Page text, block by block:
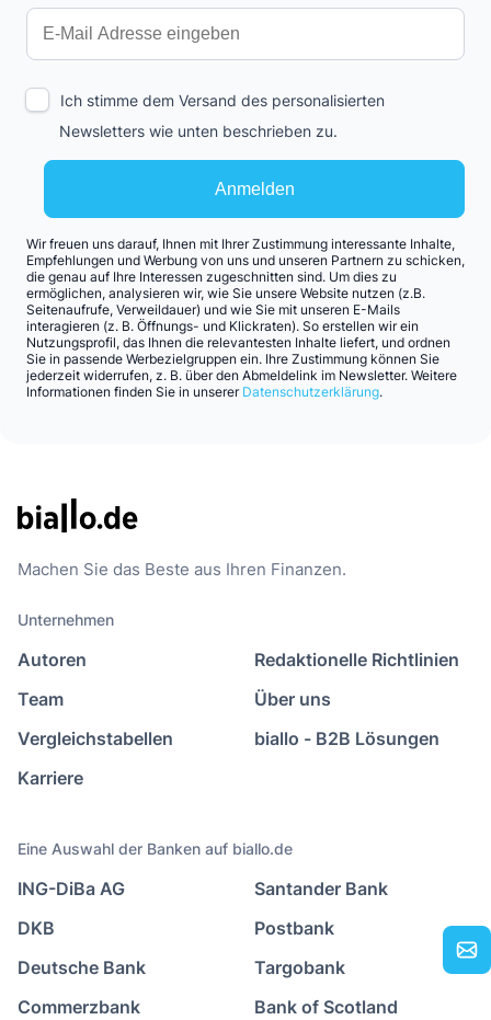
Anmelden
Ich stimme dem Versand des personalisierten
Newsletters wie unten beschrieben zu.
Wir freuen uns darauf, Ihnen mit Ihrer Zustimmung interessante Inhalte,
Empfehlungen und Werbung von uns und unseren Partnern zu schicken,
die genau auf Ihre Interessen zugeschnitten sind. Um dies zu
ermöglichen, analysieren wir, wie Sie unsere Website nutzen (z.B.
Seitenaufrufe, Verweildauer) und wie Sie mit unseren E-Mails
interagieren (z. B. Öffnungs- und Klickraten). So erstellen wir ein
Nutzungsprofil, das Ihnen die relevantesten Inhalte liefert, und ordnen
Sie in passende Werbezielgruppen ein. Ihre Zustimmung können Sie
jederzeit widerrufen, z. B. über den Abmeldelink im Newsletter. Weitere
Informationen finden Sie in unserer Datenschutzerklärung.
Machen Sie das Beste aus Ihren Finanzen.
Unternehmen
Autoren
Team
Vergleichstabellen
Karriere
Redaktionelle Richtlinien
Über uns
biallo - B2B Lösungen
Eine Auswahl der Banken auf biallo.de
ING-DiBa AG
DKB
Deutsche Bank
Commerzbank
Santander Bank
Postbank
Targobank
Bank of Scotland